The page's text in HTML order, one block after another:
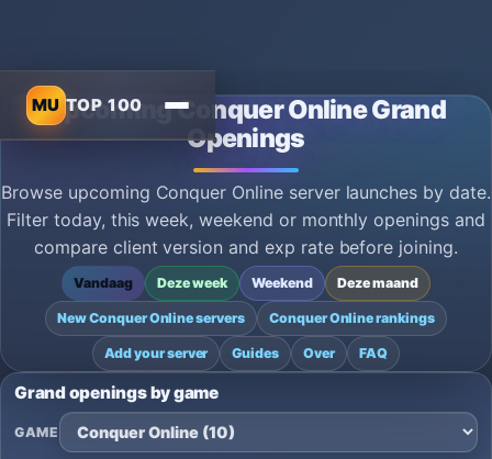
MU TOP 100
Upcoming Conquer Online Grand
Openings
Browse upcoming Conquer Online server launches by date.
Filter today, this week, weekend or monthly openings and
compare client version and exp rate before joining.
Vandaag Deze week Weekend Deze maand
New Conquer Online servers Conquer Online rankings
Add your server Guides Over FAQ
Grand openings by game
GAME